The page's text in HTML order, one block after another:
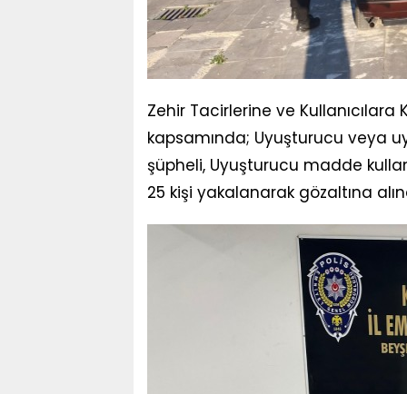
Zehir Tacirlerine ve Kullanıcılara
kapsamında; Uyuşturucu veya
şüpheli, Uyuşturucu madde
25 kişi yakalanarak gözaltına